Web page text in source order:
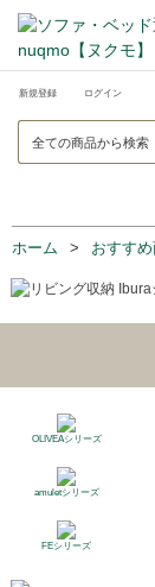
新規登録 ログイン
ホーム おすす
OLIVEAシリーズ
amuletシリーズ
FEシリーズ